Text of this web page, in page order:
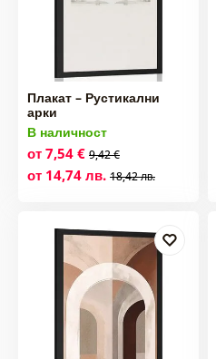
Плакат – Рустикални
арки
В наличност
от 7,54 € 9,42 €
от 14,74 лв. 18,42 лв.